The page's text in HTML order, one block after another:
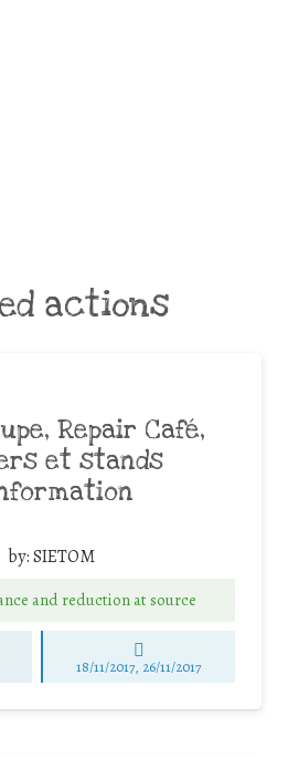
actions
Repair Café,
et stands
by:SIETOM
and reduction at source
18/11/2017, 26/11/2017